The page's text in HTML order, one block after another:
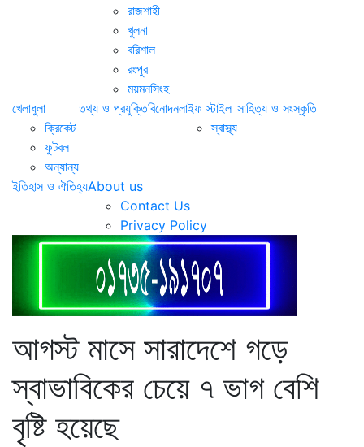
রাজশাহী
খুলনা
বরিশাল
রংপুর
ময়মনসিংহ
খেলাধুলা
ক্রিকেট
ফুটবল
অন্যান্য
তথ্য ও প্রযুক্তিবিনোদনলাইফ স্টাইল
স্বাস্থ্য
সাহিত্য ও সংস্কৃতি
ইতিহাস ও ঐতিহ্যAbout us
Contact Us
Privacy Policy
আগস্ট মাসে সারাদেশে গড়ে
স্বাভাবিকের চেয়ে ৭ ভাগ বেশি
বৃষ্টি হয়েছে